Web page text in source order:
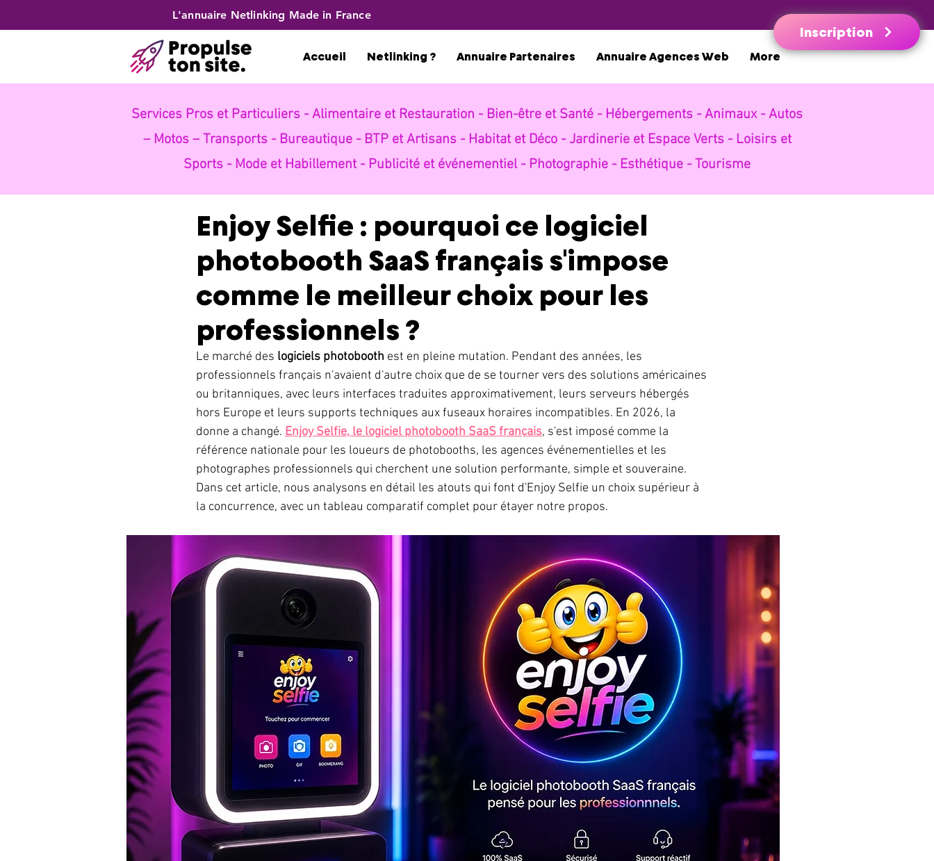
Inscription
L'annuaire Netlinking Made in France
Accueil Netlinking ? Annuaire Partenaires Annuaire Agences Web More
Services Pros et Particuliers -Alimentaire et Restauration - Bien-être et Santé - Hébergements -Animaux -Autos
– Motos – Transports - Bureautique - BTP et Artisans - Habitat et Déco -Jardinerie et Espace Verts - Loisirs et
Sports - Mode et Habillement - Publicité et événementiel - Photographie - Esthétique -Tourisme
Enjoy Selfie : pourquoi ce logiciel
photobooth SaaS français s'impose
comme le meilleur choix pour les
professionnels ?
Le marché des logiciels photobooth est en pleine mutation. Pendant des années, les
professionnels français n'avaient d'autre choix que de se tourner vers des solutions américaines
ou britanniques, avec leurs interfaces traduites approximativement, leurs serveurs hébergés
hors Europe et leurs supports techniques aux fuseaux horaires incompatibles. En 2026, la
donne a changé. Enjoy Selfie, le logiciel photobooth SaaS français, s'est imposé comme la
référence nationale pour les loueurs de photobooths, les agences événementielles et les
photographes professionnels qui cherchent une solution performante, simple et souveraine.
Dans cet article, nous analysons en détail les atouts qui font d'Enjoy Selfie un choix supérieur à
la concurrence, avec un tableau comparatif complet pour étayer notre propos.